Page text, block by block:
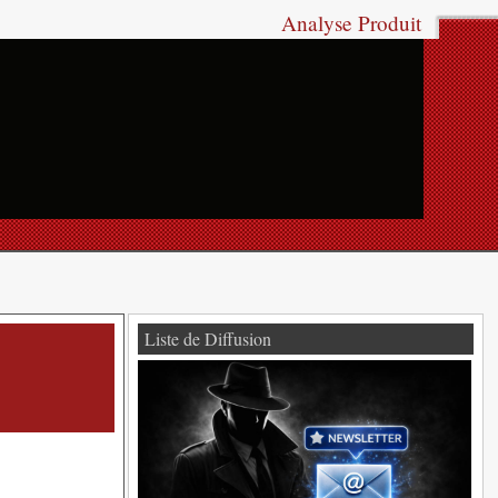
Analyse Produit
Liste de Diffusion